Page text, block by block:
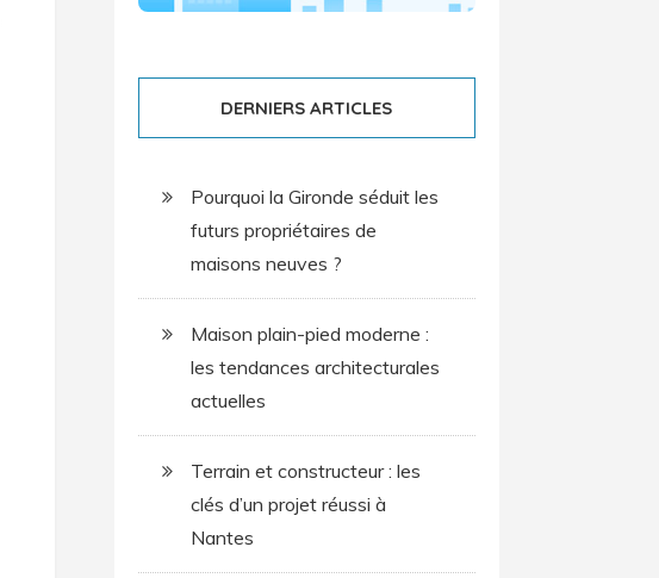
DERNIERS ARTICLES
Pourquoi la Gironde séduit les
futurs propriétaires de
maisons neuves ?
Maison plain-pied moderne :
les tendances architecturales
actuelles
Terrain et constructeur : les
clés d’un projet réussi à
Nantes